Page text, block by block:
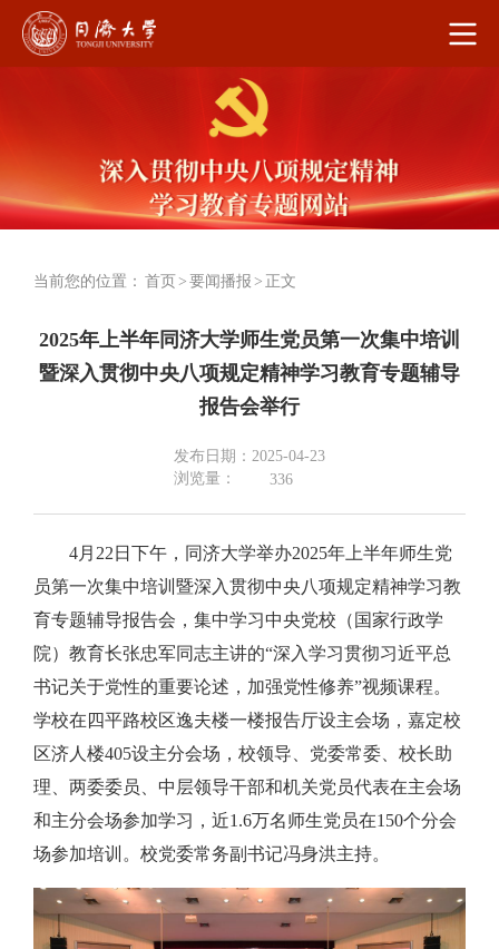
当前您的位置： 首页 > 要闻播报 > 正文
2025年上半年同济大学师生党员第一次集中培训
暨深入贯彻中央八项规定精神学习教育专题辅导
报告会举行
发布日期：2025-04-23
浏览量：
336
4月22日下午，同济大学举办2025年上半年师生党
员第一次集中培训暨深入贯彻中央八项规定精神学习教
育专题辅导报告会，集中学习中央党校（国家行政学
院）教育长张忠军同志主讲的“深入学习贯彻习近平总
书记关于党性的重要论述，加强党性修养”视频课程。
学校在四平路校区逸夫楼一楼报告厅设主会场，嘉定校
区济人楼405设主分会场，校领导、党委常委、校长助
理、两委委员、中层领导干部和机关党员代表在主会场
和主分会场参加学习，近1.6万名师生党员在150个分会
场参加培训。校党委常务副书记冯身洪主持。